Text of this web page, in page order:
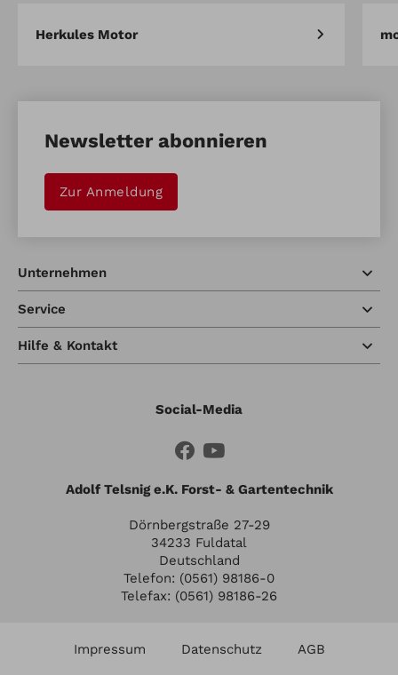
Herkules Motor
Newsletter abonnieren
Zur Anmeldung
Unternehmen
Service
Hilfe & Kontakt
Social-Media
Adolf Telsnig e.K. Forst- & Gartentechnik
Dörnbergstraße 27-29
34233 Fuldatal
Deutschland
Telefon: (0561) 98186-0
Telefax: (0561) 98186-26
Impressum Datenschutz AGB